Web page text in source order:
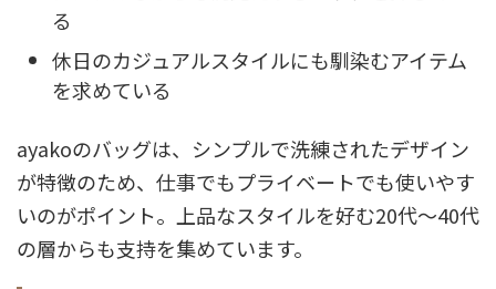
る
休日のカジュアルスタイルにも馴染むアイテム
を求めている
ayakoのバッグは、シンプルで洗練されたデザイン
が特徴のため、仕事でもプライベートでも使いやす
いのがポイント。上品なスタイルを好む20代～40代
の層からも支持を集めています。